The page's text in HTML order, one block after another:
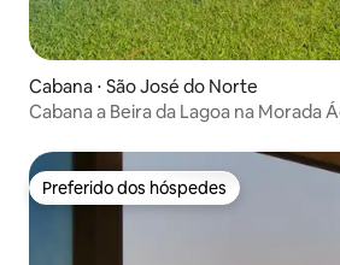
Cabana ⋅ São José do Norte
Cabana a Beira da Lagoa na Morada
Preferido dos hóspedes
Preferido dos hóspedes